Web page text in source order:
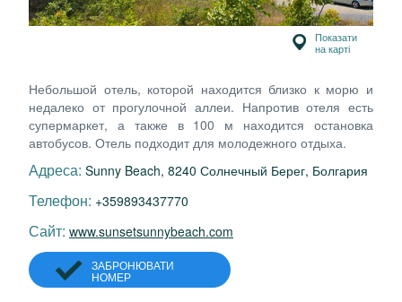
Показати
на карті
Небольшой отель, которой находится близко к морю и
недалеко от прогулочной аллеи. Напротив отеля есть
супермаркет, а также в 100 м находится остановка
автобусов. Отель подходит для молодежного отдыха.
Адреса: Sunny Beach, 8240 Солнечный Берег, Болгария
Телефон: +359893437770
Сайт: www.sunsetsunnybeach.com
ЗАБРОНЮВАТИ
НОМЕР